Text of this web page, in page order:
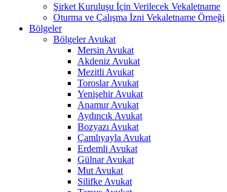
Şirket Kuruluşu İçin Verilecek Vekaletname
Oturma ve Çalışma İzni Vekaletname Örneği
Bölgeler
Bölgeler Avukat
Mersin Avukat
Akdeniz Avukat
Mezitli Avukat
Toroslar Avukat
Yenişehir Avukat
Anamur Avukat
Aydıncık Avukat
Bozyazı Avukat
Çamlıyayla Avukat
Erdemli Avukat
Gülnar Avukat
Mut Avukat
Silifke Avukat